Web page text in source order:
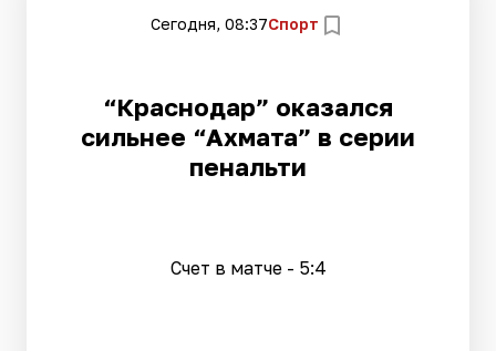
Сегодня, 08:37Спорт
“Краснодар” оказался
сильнее “Ахмата” в серии
пенальти
Счет в матче - 5:4